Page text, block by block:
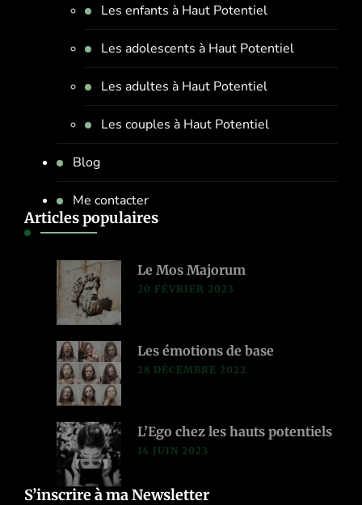
Les enfants à Haut Potentiel
Les adolescents à Haut Potentiel
Les adultes à Haut Potentiel
Les couples à Haut Potentiel
Blog
Me contacter
Articles populaires
Le Mos Majorum
20 FÉVRIER 2023
Les émotions de base
28 DÉCEMBRE 2022
L’Ego chez les hauts potentiels
14 JUIN 2023
S’inscrire à ma Newsletter